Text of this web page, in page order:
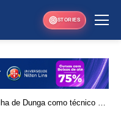
STORIES
de Dunga como técnico da